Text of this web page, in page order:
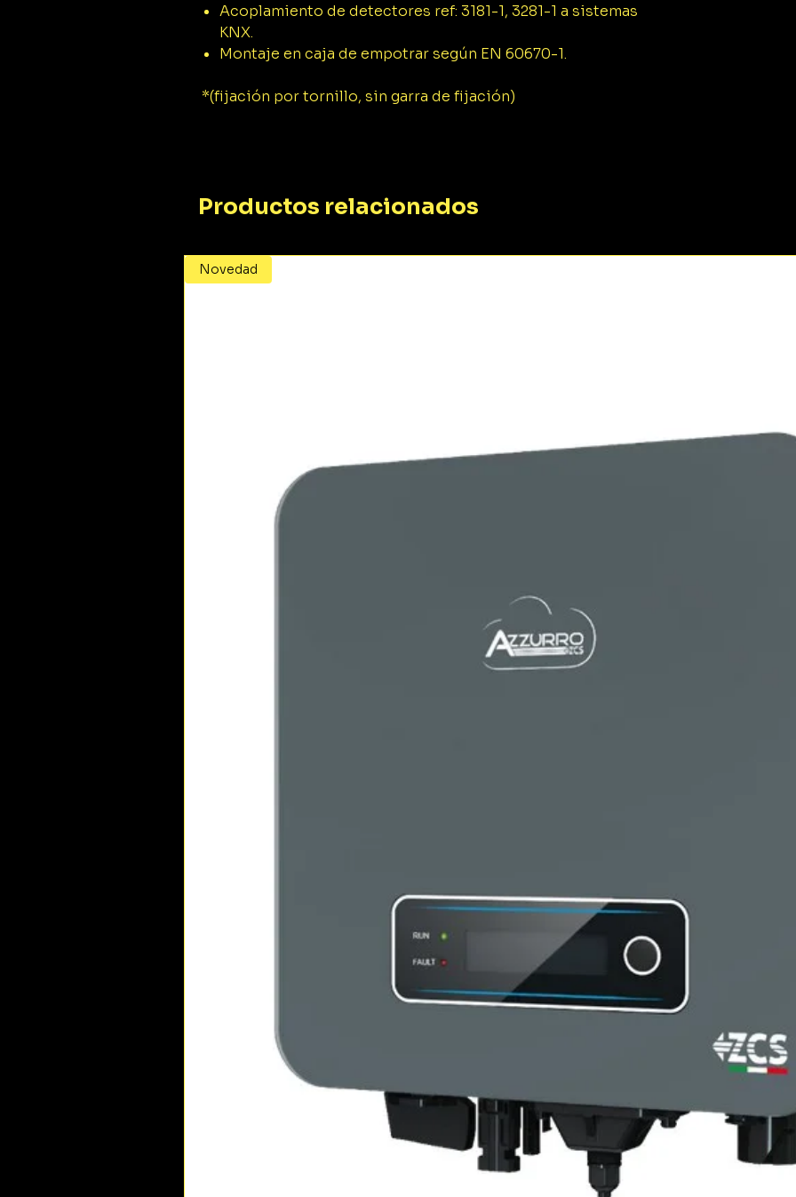
Acoplamiento de detectores ref: 3181-1, 3281-1 a sistemas
KNX.
Montaje en caja de empotrar según EN 60670-1.
*(fijación por tornillo, sin garra de fijación)
Productos relacionados
Novedad